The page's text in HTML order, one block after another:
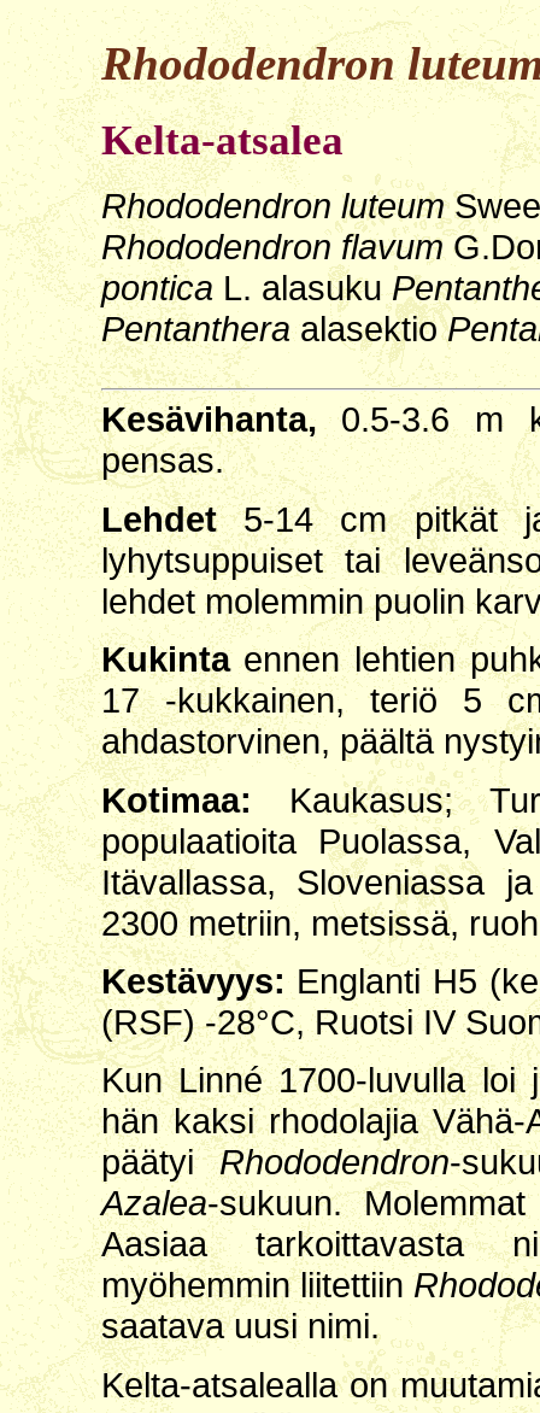
Rhododendron
Kelta-atsalea
Rhododendron luteum
Rhododendron flavum
pontica L. alasuku
Pentantheraalasektio
Kesävihanta, 0.5-3.6 m
pensas.
Lehdet5-14 cm pitkät ja
lyhytsuppuiset tai
lehdet molemmin puolin
Kukintaennen lehtien
17 -kukkainen, teriö 5
ahdastorvinen, päältä
Kotimaa: Kaukasus;
populaatioita Puolassa,
Itävallassa, Sloveniassa
2300 metriin, metsissä,
Kestävyys:Englanti H5
(RSF) -28°C, Ruotsi IV
Kun Linné 1700-luvulla loi
hän kaksi rhodolajia Vähä-
päätyiRhododendron-
Azalea-sukuun.
Aasiaa tarkoittavasta
myöhemmin liitettiin
saatava uusi nimi.
Kelta-atsalealla on